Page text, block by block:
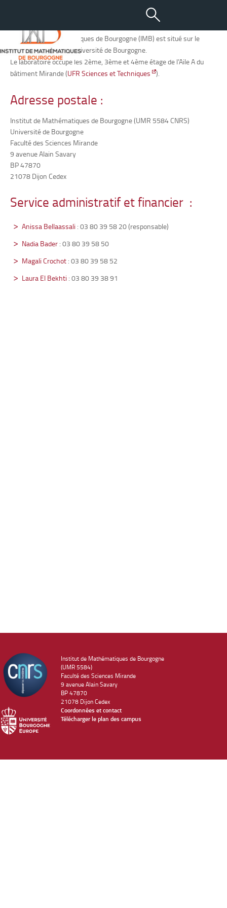
L’Institut de Mathématiques de Bourgogne (IMB) est situé sur le
campus de Dijon de l’Université de Bourgogne.
Le laboratoire occupe les 2ème, 3ème et 4ème étage de l’Aile A du
bâtiment Mirande (UFR Sciences et Techniques ).
Adresse postale :
Institut de Mathématiques de Bourgogne (UMR 5584 CNRS)
Université de Bourgogne
Faculté des Sciences Mirande
9 avenue Alain Savary
BP 47870
21078 Dijon Cedex
Service administratif et financier :
Anissa Bellaassali : 03 80 39 58 20 (responsable)
Nadia Bader : 03 80 39 58 50
Magali Crochot : 03 80 39 58 52
Laura El Bekhti : 03 80 39 38 91
Institut de Mathématiques de Bourgogne
(UMR 5584)
Faculté des Sciences Mirande
9 avenue Alain Savary
BP 47870
21078 Dijon Cedex
Coordonnées et contact
Télécharger le plan des campus